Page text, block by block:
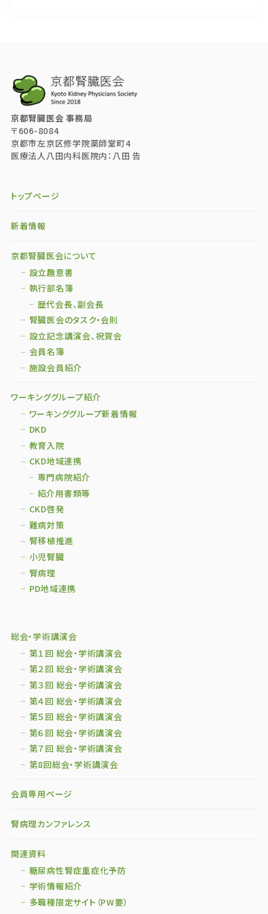
京都腎臓医会 事務局
〒606-8084
京都市左京区修学院薬師堂町4
医療法人八田内科医院内：八田 告
トップページ
新着情報
京都腎臓医会について
設立趣意書
執行部名簿
歴代会長、副会長
腎臓医会のタスク・会則
設立記念講演会、祝賀会
会員名簿
施設会員紹介
ワーキンググループ紹介
ワーキンググループ新着情報
DKD
教育入院
CKD地域連携
専門病院紹介
紹介用書類等
CKD啓発
難病対策
腎移植推進
小児腎臓
腎病理
PD地域連携
総会・学術講演会
第１回 総会・学術講演会
第２回 総会・学術講演会
第３回 総会・学術講演会
第４回 総会・学術講演会
第５回 総会・学術講演会
第６回 総会・学術講演会
第７回 総会・学術講演会
第8回総会・学術講演会
会員専用ページ
腎病理カンファレンス
関連資料
糖尿病性腎症重症化予防
学術情報紹介
多職種限定サイト（PW要）